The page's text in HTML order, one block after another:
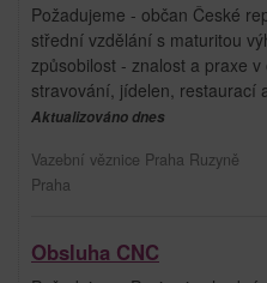
Požadujeme - občan České
střední vzdělání s maturitou
způsobilost - znalost a praxe
stravování, jídelen, restaurací
Aktualizováno dnes
Vazební věznice Praha Ruzyně
Praha
Obsluha CNC